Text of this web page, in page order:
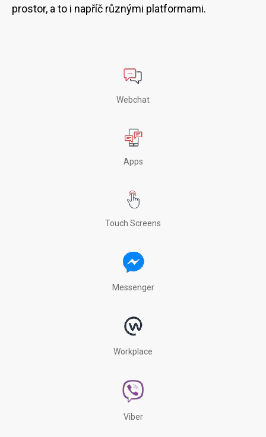
prostor, a to i napříč různými platformami.
Webchat
Apps
Touch Screens
Messenger
Workplace
Viber